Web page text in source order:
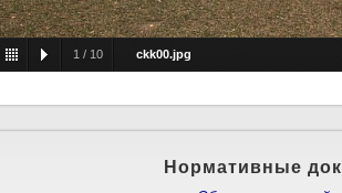
1 / 10 ckk00.jpg
Нормативные